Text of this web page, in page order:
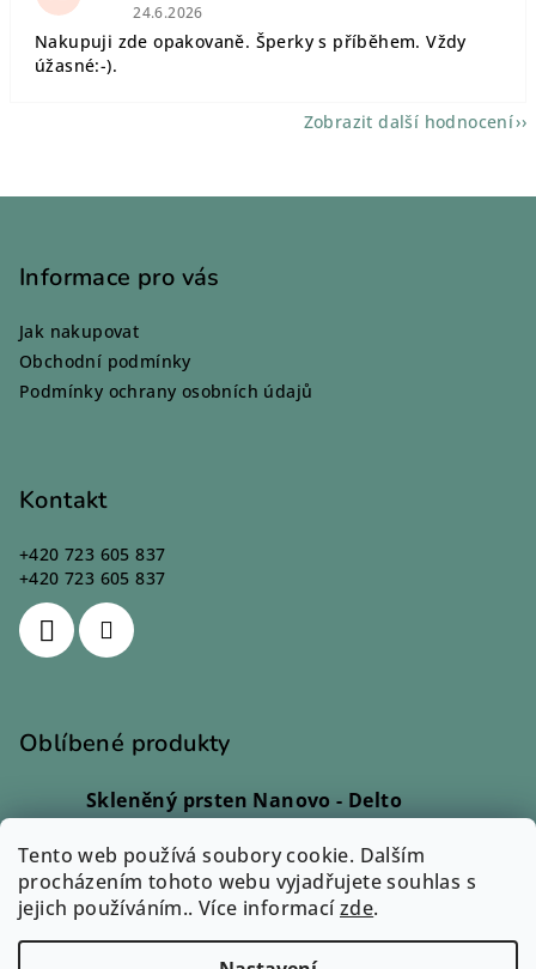
Tento web používá soubory cookie. Dalším
procházením tohoto webu vyjadřujete souhlas s
jejich používáním.. Více informacízde.
Hodnocení obchodu je 5 z 5 hvězdiček.
24.6.2026
Nakupuji zde opakovaně. Šperky s příběhem. Vždy
úžasné:-).
Zobrazit další hodnocení
Informace pro vás
Jak nakupovat
Obchodní podmínky
Podmínky ochrany osobních údajů
Kontakt
+420 723 605 837
+420 723 605 837
Oblíbené produkty
Skleněný prsten Nanovo - Delto
Skleněný prsten - Lio
Hodnocení produktu je 5 z 5 hvězdiček.
| Monika Svobodová
Přívěsek Sázavín - Cara
Eva Petrová